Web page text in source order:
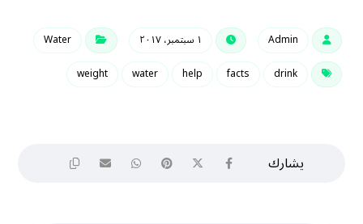
Admin ١ سبتمبر، ٢٠١٧
Water
drink
facts
help
water
weight